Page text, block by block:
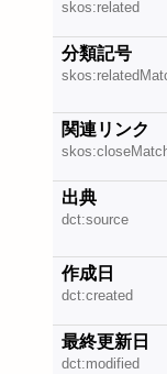
skos:related
分類記号
関連リンク
出典
dct:source
作成日
dct:created
最終更新日
dct:modified